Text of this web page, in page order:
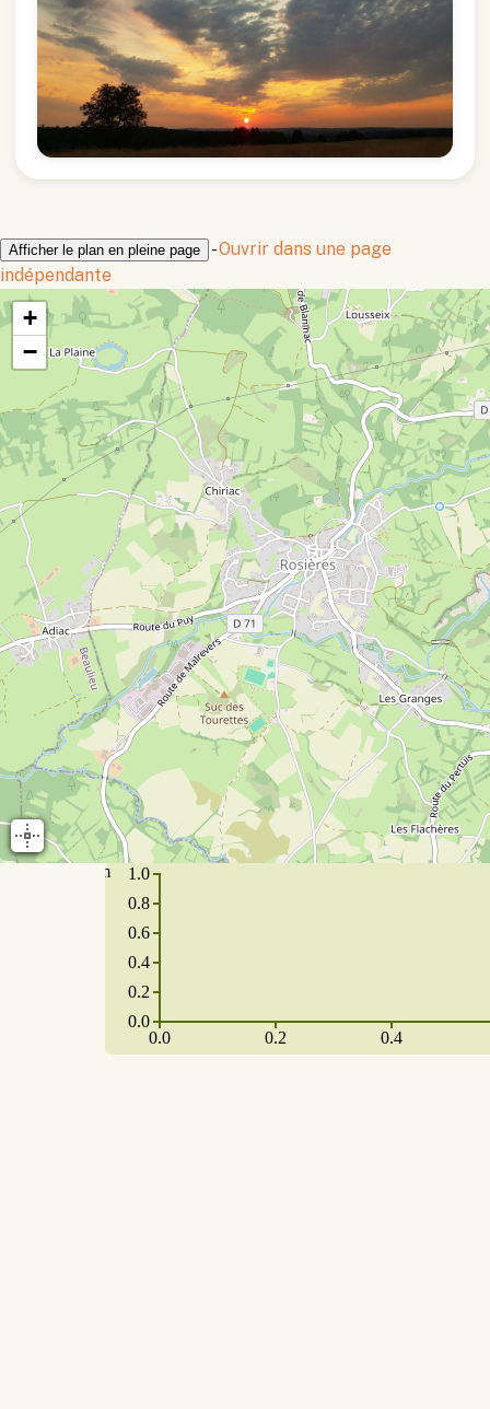
Afficher le plan en pleine page -Ouvrir dans une page
indépendante